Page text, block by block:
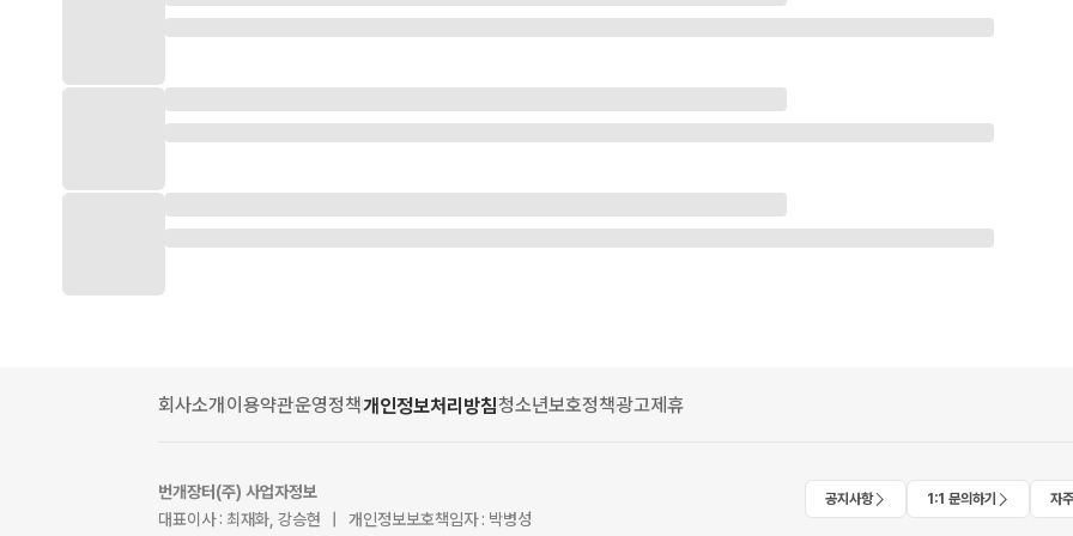
회사소개 이용약관운영정책개인정보처리방침청소년보호정책광고제휴
번개장터(주) 사업자정보
대표이사 : 최재화, 강승현 | 개인정보보호책임자 : 박병성
공지사항 1:1 문의하기 자